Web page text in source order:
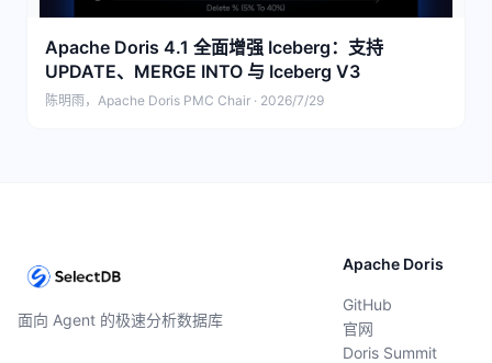
Apache Doris 4.1 全面增强 Iceberg：支持
UPDATE、MERGE INTO 与 Iceberg V3
陈明雨，Apache Doris PMC Chair · 2026/7/29
面向 Agent 的极速分析数据库
Apache Doris
GitHub
官网
Doris Summit